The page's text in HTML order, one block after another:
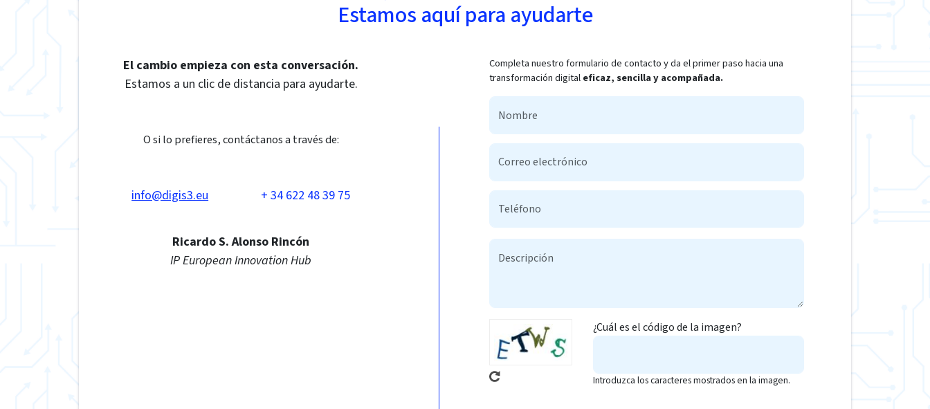
Estamos aquí para ayudarte
El cambio empieza con esta conversación.
Estamos a un clic de distancia para ayudarte.
O si lo prefieres, contáctanos a través de:
info@digis3.eu + 34 622 48 39 75
Ricardo S. Alonso Rincón
IP European Innovation Hub
Completa nuestro formulario de contacto y da el primer paso hacia una
transformación digitaleficaz, sencilla y acompañada.
¿Cuál es el código de la imagen?
Introduzca los caracteres mostrados en la imagen.